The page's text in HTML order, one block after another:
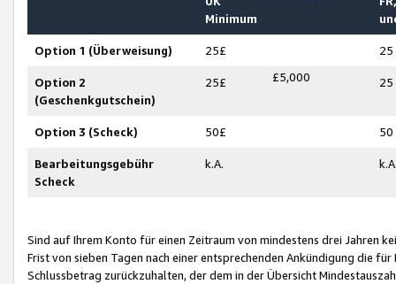
Minimum
Option 1 (Überweisung) 25£ 25
Option 2
(Geschenkgutschein)
25£ £5,000 25
Option 3 (Scheck) 50£ 50
Bearbeitungsgebühr
Scheck
k.A.
Sind auf Ihrem Konto für einen Zeitraum von mindestens drei Jahren
Frist von sieben Tagen nach einer entsprechenden Ankündigung die
Schlussbetrag zurückzuhalten, der dem in der Übersicht